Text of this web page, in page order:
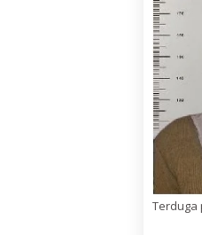
Terduga